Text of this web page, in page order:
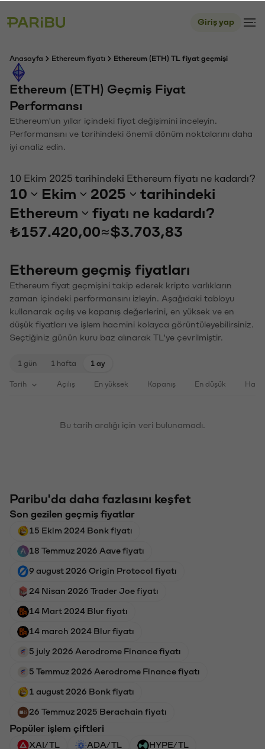
Giriş yap
Anasayfa Ethereum fiyatı Ethereum (ETH) TL fiyat geçmişi
Ethereum (ETH) Geçmiş Fiyat
Performansı
Ethereum'un yıllar içindeki fiyat değişimini inceleyin.
Performansını ve tarihindeki önemli dönüm noktalarını daha
iyi analiz edin.
10 Ekim 2025 tarihindeki Ethereum fiyatı ne kadardı?
10 Ekim 2025
tarihindeki
Ethereum
fiyatı ne kadardı?
₺157.420,00≈$3.703,83
Ethereum geçmiş fiyatları
Ethereum fiyat geçmişini takip ederek kripto varlıkların
zaman içindeki performansını izleyin. Aşağıdaki tabloyu
kullanarak açılış ve kapanış değerlerini, en yüksek ve en
düşük fiyatları ve işlem hacmini kolayca görüntüleyebilirsiniz.
Seçtiğiniz günün kuru baz alınarak TL'ye çevrilmiştir.
1 gün 1 hafta 1 ay
Tarih Açılış En yüksek Kapanış En düşük
Bu tarih aralığı için veri bulunamadı.
Paribu'da daha fazlasını keşfet
Son gezilen geçmiş fiyatlar
15 Ekim 2024 Bonk fiyatı
18 Temmuz 2026 Aave fiyatı
9 august 2026 Origin Protocol fiyatı
24 Nisan 2026 Trader Joe fiyatı
14 Mart 2024 Blur fiyatı
14 march 2024 Blur fiyatı
5 july 2026 Aerodrome Finance fiyatı
5 Temmuz 2026 Aerodrome Finance fiyatı
1 august 2026 Bonk fiyatı
26 Temmuz 2025 Berachain fiyatı
Popüler işlem çiftleri
XAI/TL ADA/TL HYPE/TL